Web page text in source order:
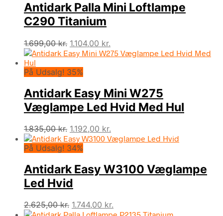
Antidark Palla Mini Loftlampe
C290 Titanium
1.699,00kr. Den
oprindelige
var:
1.104,00 kr.
aktuelle
På Udsalg! 35%
Antidark Easy Mini W275
Væglampe Led Hvid Med Hul
1.835,00kr. Den
oprindelige
pris
1.835,00 kr..
1.192,00 kr.
aktuelle
1.192,00 kr..
På Udsalg! 34%
Antidark Easy W3100 Væglampe
Led Hvid
2.625,00kr. Den
1.744,00 kr.